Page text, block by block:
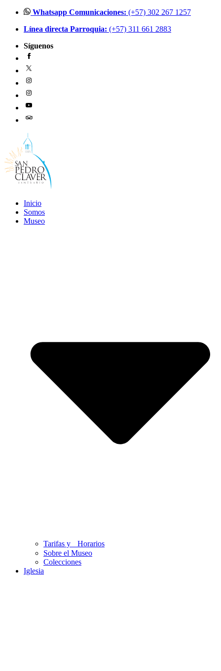
contenido
Whatsapp Comunicaciones: (+57) 302 267 1257
Línea directa Parroquia: (+57) 311 661 2883
Síguenos
Inicio
Somos
Museo
Tarifas y Horarios
Sobre el Museo
Colecciones
Iglesia